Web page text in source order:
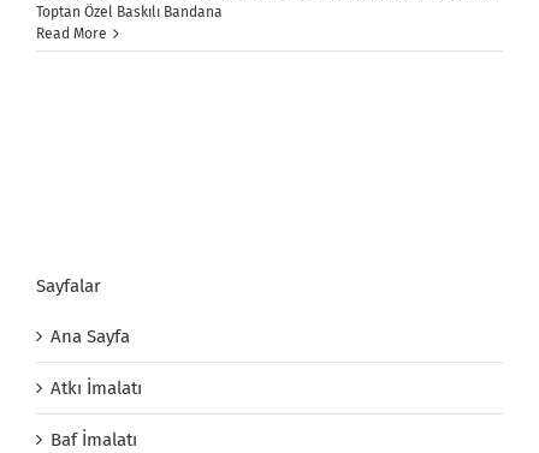
Toptan Özel Baskılı Bandana
Read More
Sayfalar
Ana Sayfa
Atkı İmalatı
Baf İmalatı